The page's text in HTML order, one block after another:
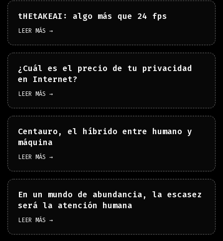
tHEtAKEAI: algo más que 24 fps
LEER MÁS →
¿Cuál es el precio de tu privacidad
en Internet?
LEER MÁS →
Centauro, el híbrido entre humano y
máquina
LEER MÁS →
En un mundo de abundancia, la escasez
será la atención humana
LEER MÁS →